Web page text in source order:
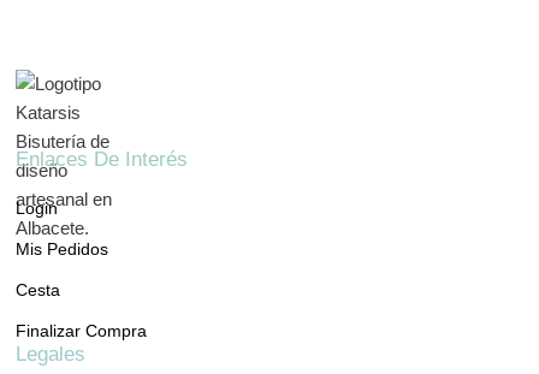
Enlaces De Interés
Login
Mis Pedidos
Cesta
Finalizar Compra
Legales